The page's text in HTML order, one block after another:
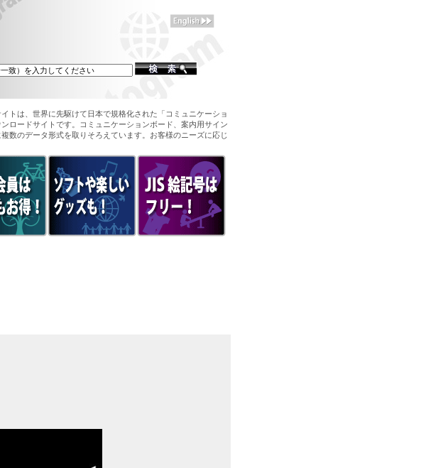
トは、世界に先駆けて日本で規格化された「コミュニケーショ
ロードサイトです。コミュニケーションボード、案内用サイン
数のデータ形式を取りそろえています。お客様のニーズに応じ